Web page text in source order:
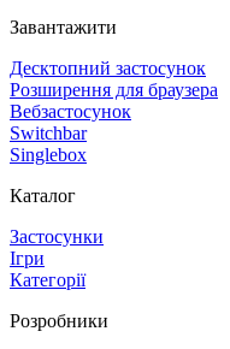
Завантажити
Десктопний застосунок
Розширення для браузера
Вебзастосунок
Switchbar
Singlebox
Каталог
Застосунки
Ігри
Категорії
Розробники